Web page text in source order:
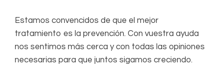
Estamos convencidos de que el mejor
tratamiento es la prevención. Con vuestra ayuda
nos sentimos más cerca y con todas las opiniones
necesarias para que juntos sigamos creciendo.